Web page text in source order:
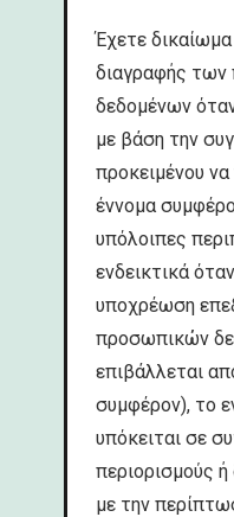
Έχετε
διαγραφής
δεδομένων
με βάση την
προκειμένου
έννομα
υπόλοιπες
ενδεικτικά
υποχρέωση
προσωπικών
επιβάλλεται
συμφέρον), το
υπόκειται σε
περιορισμούς
με την